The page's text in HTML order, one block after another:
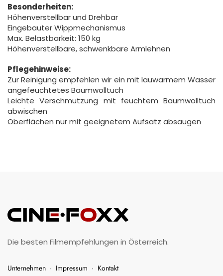
Besonderheiten:
Höhenverstellbar und Drehbar
Eingebauter Wippmechanismus
Max. Belastbarkeit: 150 kg
Höhenverstellbare, schwenkbare Armlehnen
Pflegehinweise:
Zur Reinigung empfehlen wir ein mit lauwarmem Wasser
angefeuchtetes Baumwolltuch
Leichte Verschmutzung mit feuchtem Baumwolltuch
abwischen
Oberflächen nur mit geeignetem Aufsatz absaugen
Die besten Filmempfehlungen in Österreich.
Unternehmen · Impressum · Kontakt